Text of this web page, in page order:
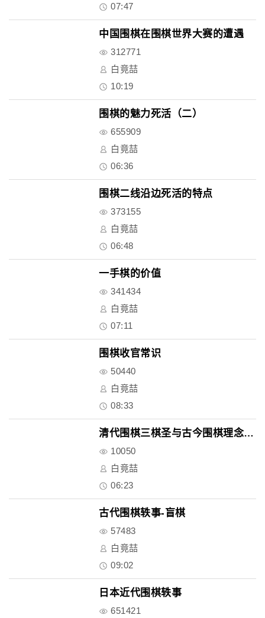
07:47
中国围棋在围棋世界大赛的遭遇
312771
白竟喆
10:19
围棋的魅力死活（二）
655909
白竟喆
06:36
围棋二线沿边死活的特点
373155
白竟喆
06:48
一手棋的价值
341434
白竟喆
07:11
围棋收官常识
50440
白竟喆
08:33
清代围棋三棋圣与古今围棋理念的..
10050
白竟喆
06:23
古代围棋轶事-盲棋
57483
白竟喆
09:02
日本近代围棋轶事
651421